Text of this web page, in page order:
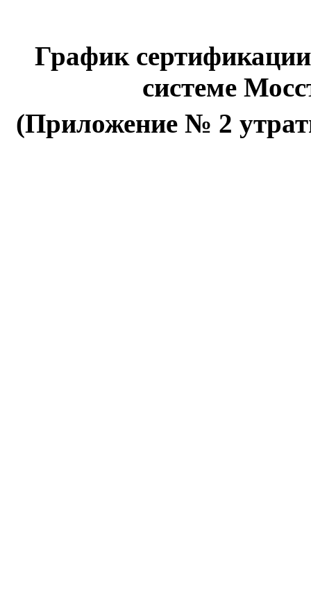
График
системе
(Приложение № 2